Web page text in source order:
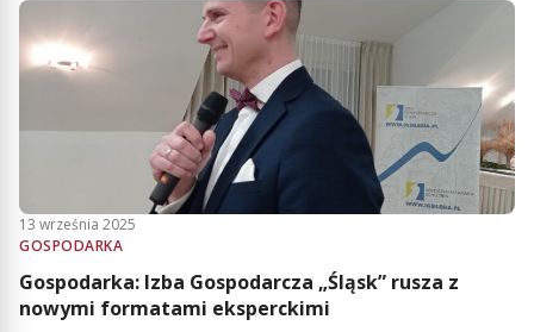
13 września 2025
GOSPODARKA
Gospodarka: Izba Gospodarcza „Śląsk” rusza z
nowymi formatami eksperckimi